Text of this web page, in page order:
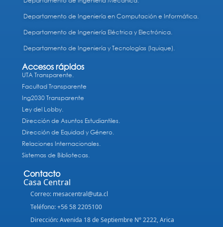
Departamento de Ingeniería en Computación e Informática.
Departamento de Ingeniería Eléctrica y Electrónica.
Departamento de Ingeniería y Tecnologías (Iquique).
Accesos rápidos
UTA Transparente.
Facultad Transparente
Ing2030 Transparente
Ley del Lobby.
Dirección de Asuntos Estudiantiles.
Dirección de Equidad y Género.
Relaciones Internacionales.
Sistemas de Bibliotecas.
Contacto
Casa Central
Correo: mesacentral@uta.cl
Teléfono: +56 58 2205100
Dirección: Avenida 18 de Septiembre N° 2222, Arica